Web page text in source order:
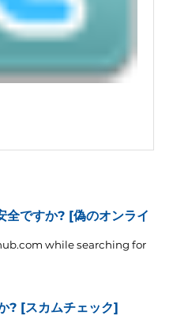
ですか? [偽のオンライ
while searching for
? [スカムチェック]